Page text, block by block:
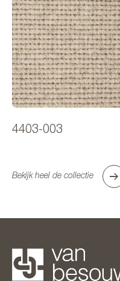
4403-003
Bekijk heel de collectie